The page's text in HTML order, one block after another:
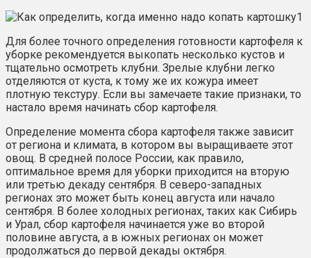
Для более точного определения готовности картофеля к
уборке рекомендуется выкопать несколько кустов и
тщательно осмотреть клубни. Зрелые клубни легко
отделяются от куста, к тому же их кожура имеет
плотную текстуру. Если вы замечаете такие признаки, то
настало время начинать сбор картофеля.
Определение момента сбора картофеля также зависит
от региона и климата, в котором вы выращиваете этот
овощ. В средней полосе России, как правило,
оптимальное время для уборки приходится на вторую
или третью декаду сентября. В северо-западных
регионах это может быть конец августа или начало
сентября. В более холодных регионах, таких как Сибирь
и Урал, сбор картофеля начинается уже во второй
половине августа, а в южных регионах он может
продолжаться до первой декады октября.